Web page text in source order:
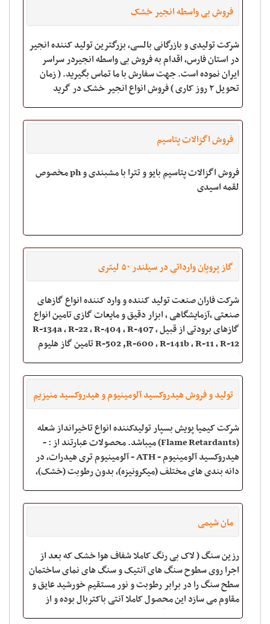
فروش بی واسطه انجیر خشک
شرکت تولیدی و بازرگانی بالسی، بزرگترین تولید کننده انجیر
در استان فارس، اقدام به فروش بی واسطه انجیردر سراسر
ایران نموده است. جهت سفارش با ما تماس بگیرید. ( زمان
تحویل ۲ روز کاری ) فروش انواع انجیر خشک در گرید
فروش اگزالات پتاسیم
فروش اگزالات پتاسیم بایو و تترا با مشبندی و ph مخصوص
لقمه اسیدی
گاز پروپان وارداتی در سیلندر ۵۰ لیتری
شرکت فاران صنعت تولید کننده و وارد کننده انواع گازهای
صنعتی ،آزمایشگاهی ، ابزار دقیق و مایعات گازی تامین انواع
گازهای برودتی از قبیل R-134a , R-22 , R-404 , R-407 ,
R-502 ,R-600 , R-141b , R-11 , R-12 تامین گاز هلیوم
گرید 6 و 5 / HE : 99.9999
تولید و فروش هیدروکسید آلومینیوم و هیدروکسید منیزیم
شرکت کیمیا پویش بسپار تولیدکننده انواع تاخیرانداز شعله
(Flame Retardants) میباشد. محصولات عبارتند از : -
هیدروکسید آلومینیوم - ATH - آلومینیوم تری هیدرات، در
دانه بندی های مختلف (میکرونیزه)، بدون رطوبت (خشک)،
مان شیمی
رزین سنگ ( لاک بی رنگ کاملا شفاف هوا خشک که بعد از
اجرا روی سطوح سنگ های آنتیک و سنگ های نمای ساختمان
سطح سنگ را در برابر رطوبت و نور مستقیم خورشید عایق و
مقاوم می سازد این محصول کاملا آنتی باکتربال بوده و از
نشستن رطوبت و آلودگی محیط و گردوغبار روی